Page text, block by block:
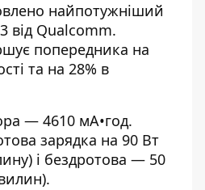
найпотужніший
від Qualcomm.
попередника на
та на 28% в
— 4610 мА•год.
зарядка на 90 Вт
і бездротова — 50